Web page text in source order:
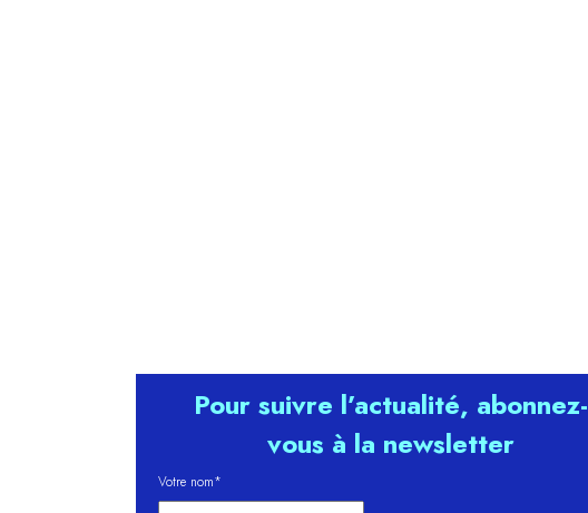
Pour suivre l’actualité, abonnez-
vous à la newsletter
Votre nom*